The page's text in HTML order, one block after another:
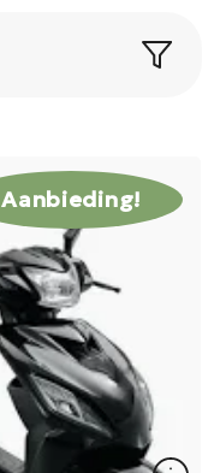
Aanbieding!